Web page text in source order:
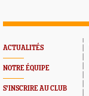
ACTUALITÉS
NOTRE ÉQUIPE
S'INSCRIRE AU CLUB